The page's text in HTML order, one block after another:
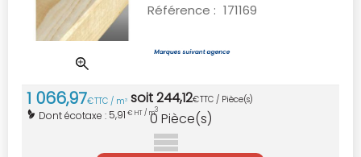
Référence : 171169
1 066,97€TTC / m3 soit244,12€TTC / Pièce(s)
Dont écotaxe : 5,91 € HT / m3
0Pièce(s)